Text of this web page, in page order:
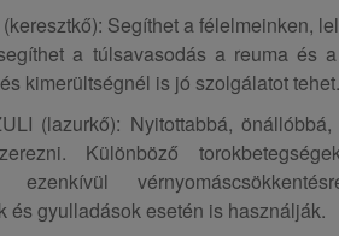
Segíthet a félelmeinken,
a túlsavasodás a reuma és
kimerültségnél is jó szolgálatot tehet.
(lazurkő): Nyitottabbá,
Különböző
ezenkívül
és gyulladások esetén is használják.